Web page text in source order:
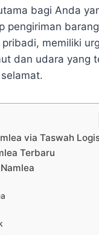
bagi Anda
pengiriman
memiliki
dan udara yang
via Taswah
Terbaru